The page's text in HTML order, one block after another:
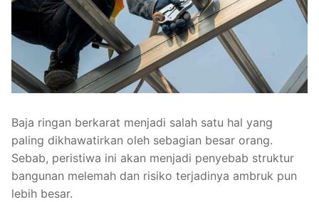
Baja ringan berkarat menjadi salah satu hal yang
paling dikhawatirkan oleh sebagian besar orang.
Sebab, peristiwa ini akan menjadi penyebab struktur
bangunan melemah dan risiko terjadinya ambruk pun
lebih besar.